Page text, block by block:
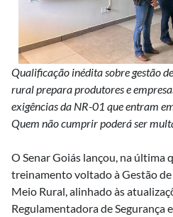
Qualificação inédita sobre gestão
rural prepara produtores e
exigências da NR-01 que entram
Quem não cumprir poderá ser
O Senar Goiás lançou, na última
treinamento voltado à Gestão de
Meio Rural, alinhado às
Regulamentadora de Segurança